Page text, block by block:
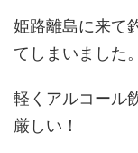
姫路離島に来て
てしまいました。
軽くアルコール
厳しい！